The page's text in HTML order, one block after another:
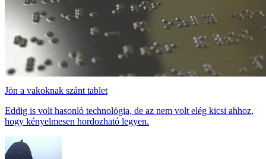
Jön a vakoknak szánt tablet
Eddig is volt hasonló technológia, de az nem volt elég kicsi ahhoz,
hogy kényelmesen hordozható legyen.